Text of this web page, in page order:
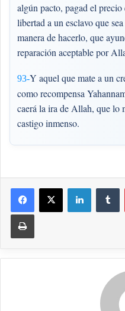
algún pacto, pagad el precio
libertad a un esclavo que
manera de hacerlo, que
reparación aceptable por
93-Y aquel que mate a un
como recompensa
caerá la ira de Allah, que lo
castigo inmenso.
LinkedIn
Imprimir